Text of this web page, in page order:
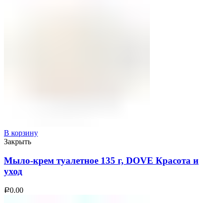
В корзину
Закрыть
Мыло-крем туалетное 135 г, DOVE Красота и
уход
Р0.00